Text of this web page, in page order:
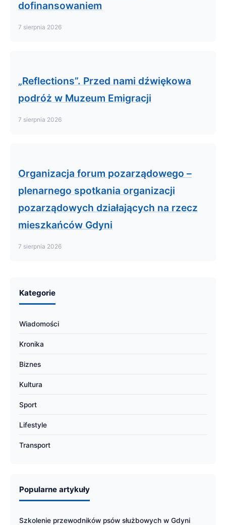
dofinansowaniem
7 sierpnia 2026
„Reflections”. Przed nami dźwiękowa
podróż w Muzeum Emigracji
7 sierpnia 2026
Organizacja forum pozarządowego –
plenarnego spotkania organizacji
pozarządowych działających na rzecz
mieszkańców Gdyni
7 sierpnia 2026
Kategorie
Wiadomości
Kronika
Biznes
Kultura
Sport
Lifestyle
Transport
Popularne artykuły
Szkolenie przewodników psów służbowych w Gdyni